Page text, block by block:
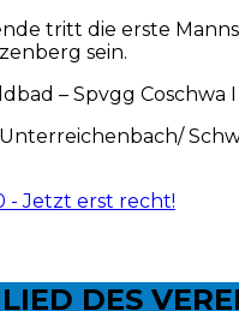
tritt die erste
sein.
– Spvgg Coschwa I
Unterreichenbach/
- Jetzt erst recht!
DES